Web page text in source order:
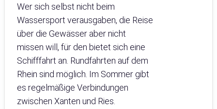
Wer sich selbst nicht beim
Wassersport verausgaben, die Reise
über die Gewässer aber nicht
missen will, für den bietet sich eine
Schifffahrt an. Rundfahrten auf dem
Rhein sind möglich. Im Sommer gibt
es regelmäßige Verbindungen
zwischen Xanten und Ries.